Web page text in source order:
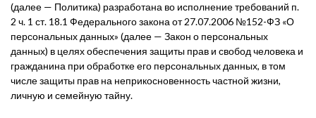
(далее — Политика) разработана во исполнение требований п.
2 ч. 1 ст. 18.1 Федерального закона от 27.07.2006 №152-ФЗ «О
персональных данных» (далее — Закон о персональных
данных) в целях обеспечения защиты прав и свобод человека и
гражданина при обработке его персональных данных, в том
числе защиты прав на неприкосновенность частной жизни,
личную и семейную тайну.